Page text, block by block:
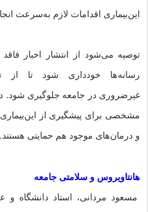
این‌بیماری اقدامات لازم به‌سرعت
توصیه می‌شود از انتشار اخبار فاقد
رسانه‌ها خودداری شود تا از
غیرضروری در جامعه جلوگیری شود.
مشخصی برای پیشگیری از
و درمان‌های موجود هم حمایتی هستند.
هانتاویروس و سلامتی جامعه
مسعود مردانی، استاد دانشگاه